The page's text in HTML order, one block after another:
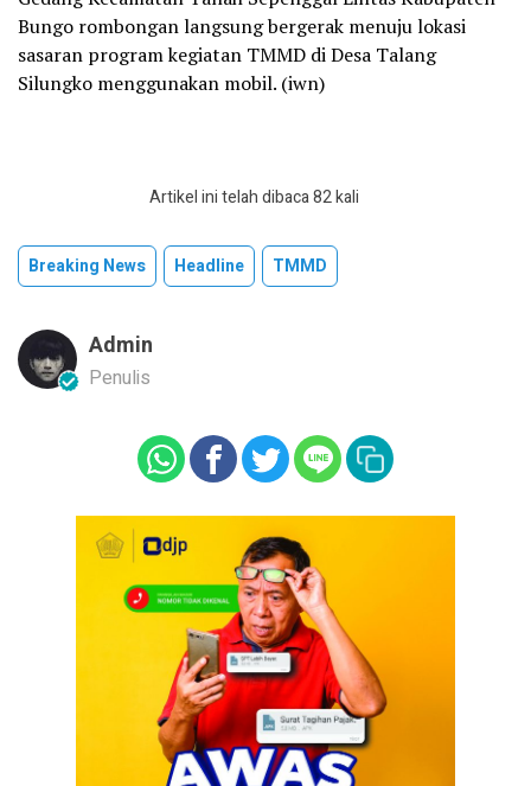
Bungo rombongan langsung bergerak menuju lokasi
sasaran program kegiatan TMMD di Desa Talang
Silungko menggunakan mobil. (iwn)
Artikel ini telah dibaca 82 kali
Breaking News Headline TMMD
Admin
Penulis